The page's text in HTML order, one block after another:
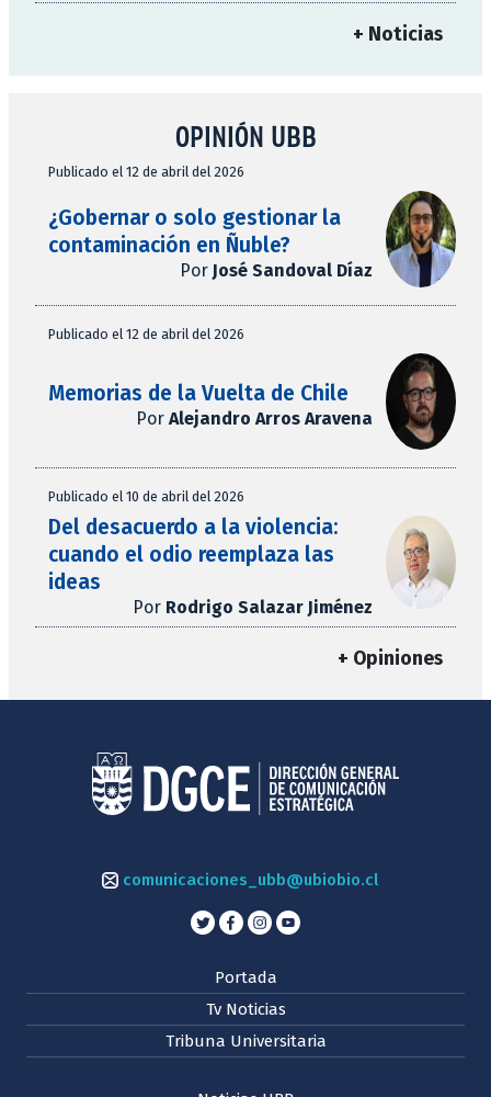
+ Noticias
OPINIÓN UBB
Publicado el 12 de abril del 2026
¿Gobernar o solo gestionar la
contaminación en Ñuble?
Por José Sandoval Díaz
Publicado el 12 de abril del 2026
Memorias de la Vuelta de Chile
Por Alejandro Arros Aravena
Publicado el 10 de abril del 2026
Del desacuerdo a la violencia:
cuando el odio reemplaza las
ideas
Por Rodrigo Salazar Jiménez
+ Opiniones
comunicaciones_ubb@ubiobio.cl
Portada
Tv Noticias
Tribuna Universitaria